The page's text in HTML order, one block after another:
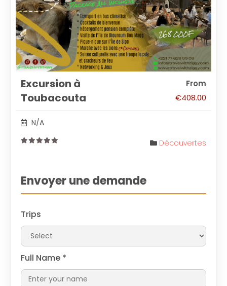
Excursion à
Toubacouta
From
€408.00
N/A
Découvertes
Envoyer une demande
Trips
Full Name *